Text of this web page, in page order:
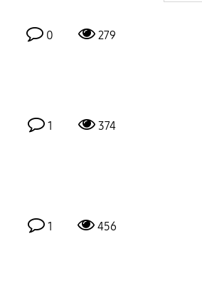
0 279
1 374
1 456